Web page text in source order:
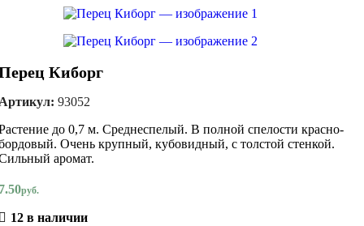
Киборг
93052
до 0,7 м. Среднеспелый. В полной спелости красно-
Очень крупный, кубовидный, с толстой стенкой.
аромат.
руб.
12 в наличии